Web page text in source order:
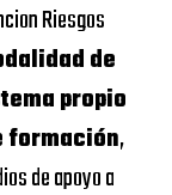
Riesgos
de
propio
formación,
de apoyo a